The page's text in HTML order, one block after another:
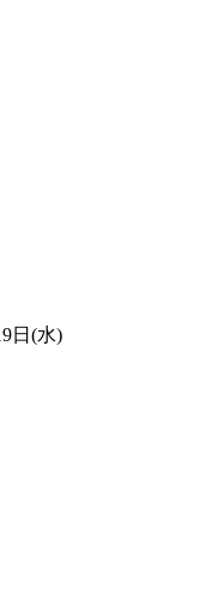
日(水)